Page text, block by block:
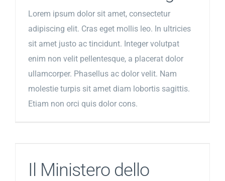
Lorem ipsum dolor sit amet, consectetur
adipiscing elit. Cras eget mollis leo. In ultricies
sit amet justo ac tincidunt. Integer volutpat
enim non velit pellentesque, a placerat dolor
ullamcorper. Phasellus ac dolor velit. Nam
molestie turpis sit amet diam lobortis sagittis.
Etiam non orci quis dolor cons.
Il Ministero dello